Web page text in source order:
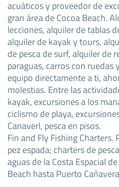
acuáticos y proveedor de
gran área de Cocoa Beach.
lecciones, alquiler de tablas
alquiler de kayak y tours,
de pesca de surf, alquiler de
paraguas, carros con ruedas
equipo directamente a ti,
molestias. Entre las
kayak, excursiones a los
ciclismo de playa,
Canaverl, pesca en pisos.
Fin and Fly Fishing
pez espada; charters de
aguas de la Costa Espacial
Beach hasta Puerto